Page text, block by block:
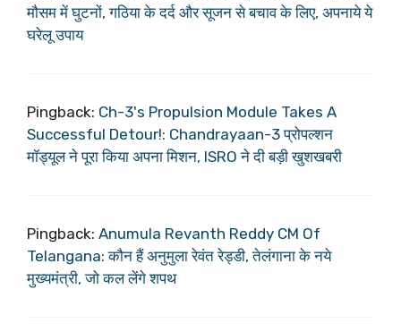
मौसम में घुटनों, गठिया के दर्द और सूजन से बचाव के लिए, अपनाये ये
घरेलू उपाय
Pingback: Ch-3's Propulsion Module Takes A
Successful Detour!: Chandrayaan-3 प्रोपल्शन
मॉड्यूल ने पूरा किया अपना मिशन, ISRO ने दी बड़ी खुशखबरी
Pingback: Anumula Revanth Reddy CM Of
Telangana: कौन हैं अनुमुला रेवंत रेड्डी, तेलंगाना के नये
मुख्यमंत्री, जो कल लेंगे शपथ